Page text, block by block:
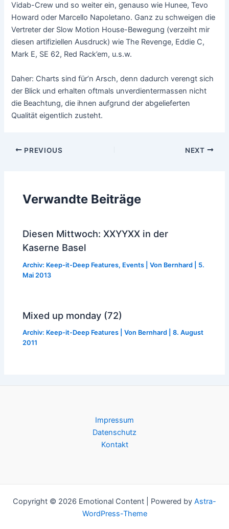
Vidab-Crew und so weiter ein, genauso wie Hunee, Tevo
Howard oder Marcello Napoletano. Ganz zu schweigen die
Vertreter der Slow Motion House-Bewegung (verzeiht mir
diesen artifiziellen Ausdruck) wie The Revenge, Eddie C,
Mark E, SE 62, Red Rack’em, u.s.w.
Daher: Charts sind für’n Arsch, denn dadurch verengt sich
der Blick und erhalten oftmals unverdientermassen nicht
die Beachtung, die ihnen aufgrund der abgelieferten
Qualität eigentlich zusteht.
Post
PREVIOUS NEXT
Verwandte Beiträge
Diesen Mittwoch: XXYYXX in der
Kaserne Basel
Archiv: Keep-it-Deep Features, Events | Von Bernhard
5.
Mai 2013
Mixed up monday (72)
Archiv: Keep-it-Deep Features | Von Bernhard |8. August
2011
Impressum
Datenschutz
Kontakt
Copyright © 2026 Emotional Content | Powered by Astra-
WordPress-Theme